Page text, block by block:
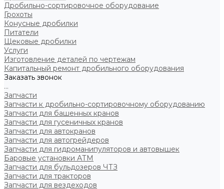
Дробильно-сортировочное оборудование
Грохоты
Конусные дробилки
Питатели
Щековые дробилки
Услуги
Изготовление деталей по чертежам
Капитальный ремонт дробильного оборудования
Заказать звонок
...
Запчасти
Запчасти к дробильно-сортировочному оборудованию
Запчасти для башенных кранов
Запчасти для гусеничных кранов
Запчасти для автокранов
Запчасти для автогрейдеров
Запчасти для гидроманипуляторов и автовышек
Баровые установки АТМ
Запчасти для бульдозеров ЧТЗ
Запчасти для тракторов
Запчасти для вездеходов